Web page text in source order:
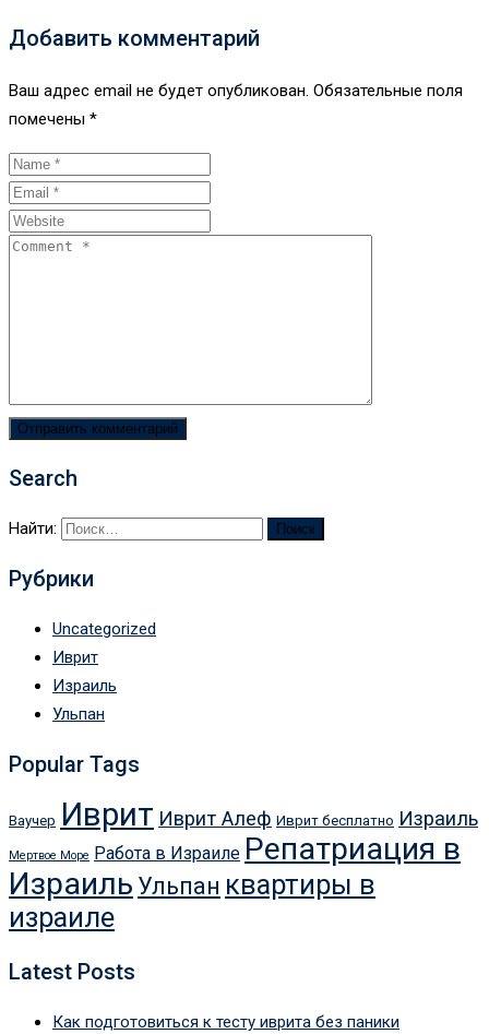
Добавить комментарий
Ваш адрес email не будет опубликован. Обязательные поля
помечены *
Search
Найти:
Рубрики
Uncategorized
Иврит
Израиль
Ульпан
Popular Tags
Ваучер Иврит Иврит Алеф Иврит бесплатно Израиль
Мертвое Море Работа в Израиле Репатриация в
Израиль Ульпан квартиры в
израиле
Latest Posts
Как подготовиться к тесту иврита без паники